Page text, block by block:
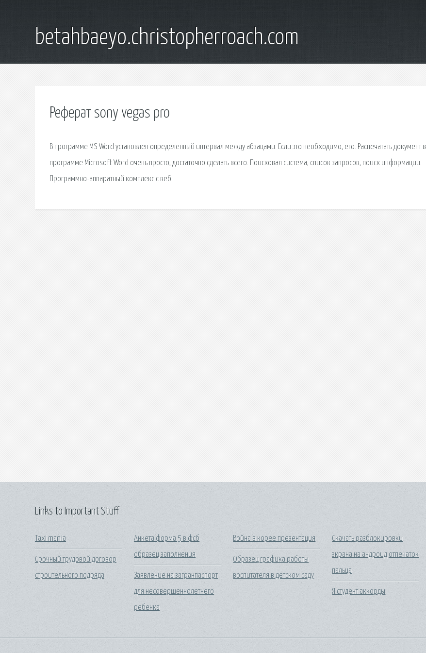
betahbaeyo.christopherroach.com
Реферат sony vegas pro
В программе MS Word установлен определенный интервал между абзацами. Если это необходимо, его. Распечатать документ в
программе Microsoft Word очень просто, достаточно сделать всего. Поисковая сиcтема, список запросов, поиск информации.
Программно-аппаратный комплекс с веб.
Links to Important Stuff
Taxi mania
Срочный трудовой договор
строительного подряда
Анкета форма 5 в фсб
образец заполнения
Заявление на загранпаспорт
для несовершеннолетнего
ребенка
Война в корее презентация
Образец графика работы
воспитателя в детском саду
Скачать разблокировки
экрана на андроид отпечаток
пальца
Я студент аккорды